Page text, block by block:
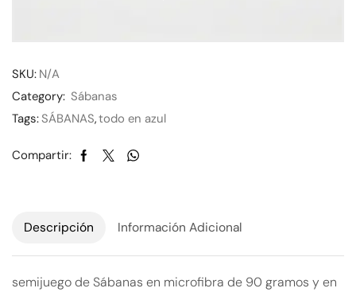
SKU: N/A
Category: Sábanas
Tags:SÁBANAS,todo en azul
Compartir:
Descripción Información Adicional
semijuego de Sábanas en microfibra de 90 gramos y en